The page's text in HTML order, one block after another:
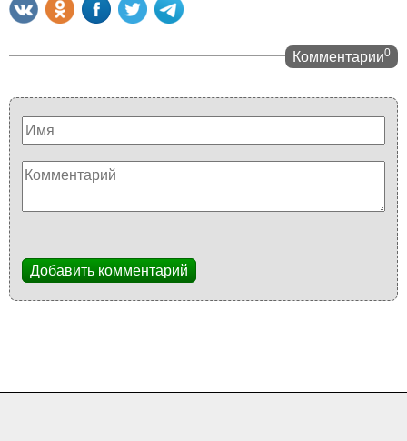
Комментарии0
Добавить комментарий